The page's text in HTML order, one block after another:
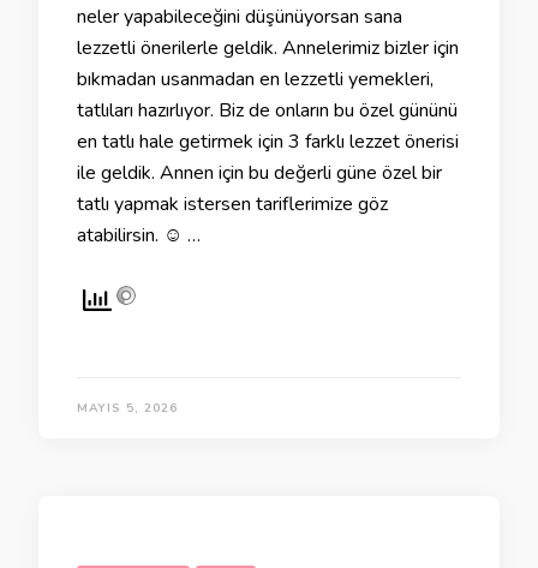
neler yapabileceğini düşünüyorsan sana
lezzetli önerilerle geldik. Annelerimiz bizler için
bıkmadan usanmadan en lezzetli yemekleri,
tatlıları hazırlıyor. Biz de onların bu özel gününü
en tatlı hale getirmek için 3 farklı lezzet önerisi
ile geldik. Annen için bu değerli güne özel bir
tatlı yapmak istersen tariflerimize göz
atabilirsin. ☺ …
MAYIS 5, 2026